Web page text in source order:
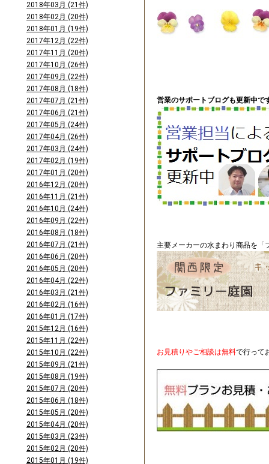
営業のサポートブログも更新中で
主要メーカーの水まわり商品を「
お見積りやご相談は無料で行って
2018年03月 (21件)
2018年02月 (20件)
2018年01月 (19件)
2017年12月 (22件)
2017年11月 (20件)
2017年10月 (26件)
2017年09月 (22件)
2017年08月 (18件)
2017年07月 (21件)
2017年06月 (21件)
2017年05月 (24件)
2017年04月 (26件)
2017年03月 (24件)
2017年02月 (19件)
2017年01月 (20件)
2016年12月 (20件)
2016年11月 (21件)
2016年10月 (24件)
2016年09月 (22件)
2016年08月 (18件)
2016年07月 (21件)
2016年06月 (20件)
2016年05月 (20件)
2016年04月 (22件)
2016年03月 (21件)
2016年02月 (16件)
2016年01月 (17件)
2015年12月 (16件)
2015年11月 (22件)
2015年10月 (22件)
2015年09月 (21件)
2015年08月 (19件)
2015年07月 (20件)
2015年06月 (18件)
2015年05月 (20件)
2015年04月 (20件)
2015年03月 (23件)
2015年02月 (20件)
2015年01月 (19件)